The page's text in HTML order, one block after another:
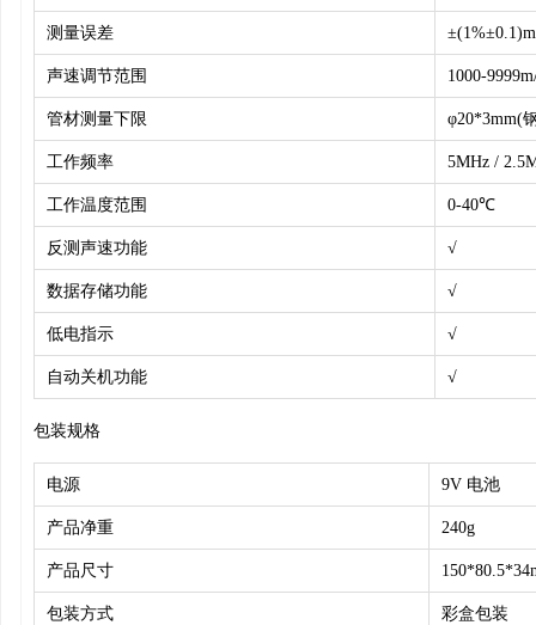
测量误差
声速调节范围 1000-
管材测量下限 φ20*3mm(
工作频率 5MHz /
工作温度范围 0-40℃
反测声速功能 √
数据存储功能 √
低电指示 √
自动关机功能 √
包装规格
电源 9V 电池
产品净重 240g
产品尺寸
包装方式 彩盒包装